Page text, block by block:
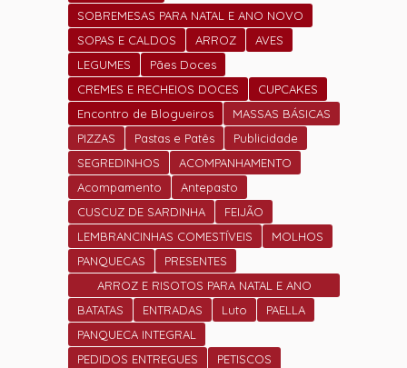
SOBREMESAS PARA NATAL E ANO NOVO
SOPAS E CALDOS
ARROZ
AVES
LEGUMES
Pães Doces
CREMES E RECHEIOS DOCES
CUPCAKES
Encontro de Blogueiros
MASSAS BÁSICAS
PIZZAS
Pastas e Patês
Publicidade
SEGREDINHOS
ACOMPANHAMENTO
Acompamento
Antepasto
CUSCUZ DE SARDINHA
FEIJÃO
LEMBRANCINHAS COMESTÍVEIS
MOLHOS
PANQUECAS
PRESENTES
ARROZ E RISOTOS PARA NATAL E ANO
NOVO
BATATAS ENTRADAS Luto
PAELLA
PANQUECA INTEGRAL
PEDIDOS ENTREGUES
PETISCOS